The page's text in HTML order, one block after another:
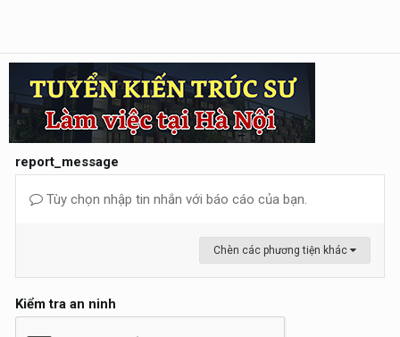
report_message
Tùy chọn nhập tin nhắn với báo cáo của bạn.
Chèn các phương tiện khác
Kiểm tra an ninh